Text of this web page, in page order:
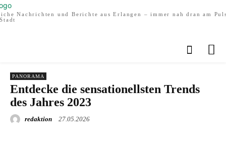
Nachrichten und Berichte aus Erlangen – immer nah dran am
PANORAMA
Entdecke die sensationellsten Trends
des Jahres 2023
redaktion 27.05.2026